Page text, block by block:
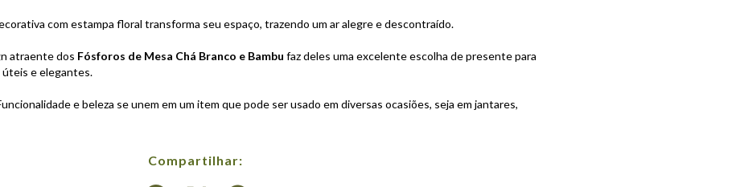
com estampa floral transforma seu espaço, trazendo um ar alegre e descontraído.
atraente dos Fósforos de Mesa Chá Branco e Bambu faz deles uma excelente escolha de presente para
e elegantes.
e beleza se unem em um item que pode ser usado em diversas ocasiões, seja em jantares,
Compartilhar: